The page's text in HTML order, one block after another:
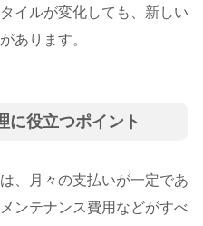
イルが変化しても、新しい
あります。
に役立つポイント
、月々の支払いが一定であ
ンテナンス費用などがすべ